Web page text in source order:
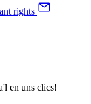
rights
en uns clics!